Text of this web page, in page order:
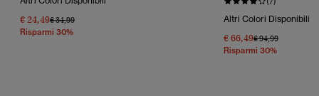
€ 24,49Prezzo Ridotto Da
€ 34,99A
Risparmi 30%
Altri Colori Disponibili
€ 66,49Prezzo Ridotto Da
€ 94,99A
Risparmi 30%